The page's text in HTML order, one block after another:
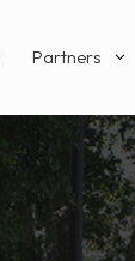
Partners 3